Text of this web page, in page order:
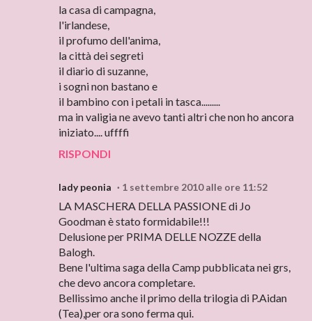
la casa di campagna,
l'irlandese,
il profumo dell'anima,
la città dei segreti
il diario di suzanne,
i sogni non bastano e
il bambino con i petali in tasca.........
ma in valigia ne avevo tanti altri che non ho ancora
iniziato.... uffffi
RISPONDI
lady peonia 1 settembre 2010 alle ore 11:52
LA MASCHERA DELLA PASSIONE di Jo
Goodman è stato formidabile!!!
Delusione per PRIMA DELLE NOZZE della
Balogh.
Bene l'ultima saga della Camp pubblicata nei grs,
che devo ancora completare.
Bellissimo anche il primo della trilogia di P.Aidan
(Tea),per ora sono ferma qui.